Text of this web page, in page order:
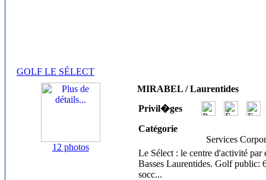
GOLF LE SÉLECT
12 photos
MIRABEL / Laurentides
Privil�ges
Catégorie
Services
Le Sélect : le centre d'activité par
Basses Laurentides. Golf public:
socc...